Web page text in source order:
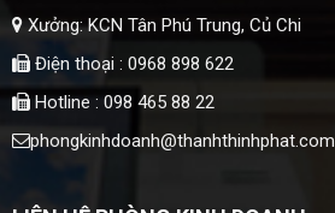
Xưởng: KCN Tân Phú Trung, Củ Chi
Điện thoại : 0968 898 622
Hotline : 098 465 88 22
phongkinhdoanh@thanhthinhphat.com